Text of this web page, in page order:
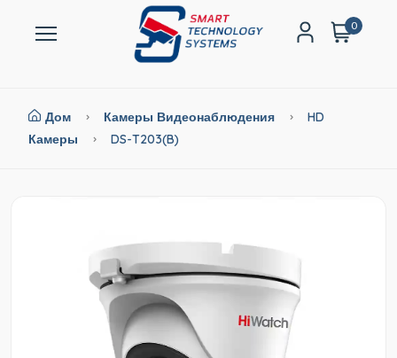
0
Дом Камеры Видеонаблюдения
HD
Камеры
DS-T203(B)